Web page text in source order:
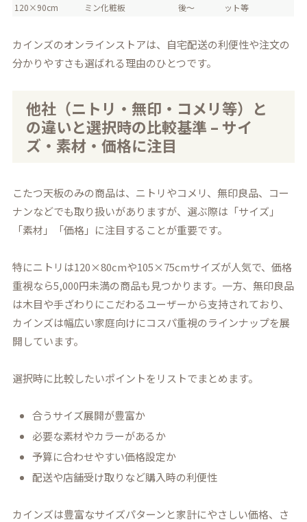
120×90cm ミン化粧板 後～ ット等
カインズのオンラインストアは、自宅配送の利便性や注文の
分かりやすさも選ばれる理由のひとつです。
他社（ニトリ・無印・コメリ等）と
の違いと選択時の比較基準 – サイ
ズ・素材・価格に注目
こたつ天板のみの商品は、ニトリやコメリ、無印良品、コー
ナンなどでも取り扱いがありますが、選ぶ際は「サイズ」
「素材」「価格」に注目することが重要です。
特にニトリは120×80cmや105×75cmサイズが人気で、価格
重視なら5,000円未満の商品も見つかります。一方、無印良品
は木目や手ざわりにこだわるユーザーから支持されており、
カインズは幅広い家庭向けにコスパ重視のラインナップを展
開しています。
選択時に比較したいポイントをリストでまとめます。
合うサイズ展開が豊富か
必要な素材やカラーがあるか
予算に合わせやすい価格設定か
配送や店舗受け取りなど購入時の利便性
カインズは豊富なサイズパターンと家計にやさしい価格、さ